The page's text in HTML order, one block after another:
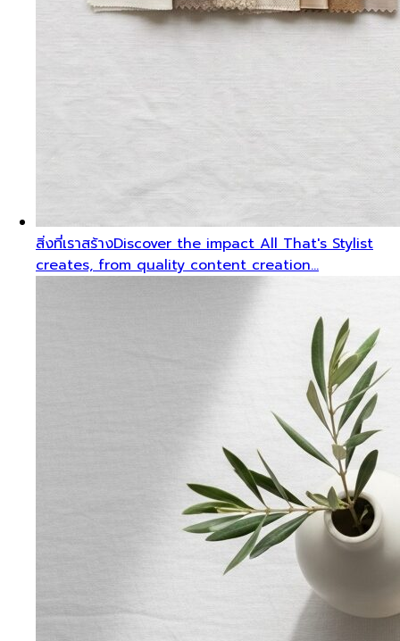
สิ่งที่เราสร้างDiscover the impact All That's Stylist
creates, from quality content creation…